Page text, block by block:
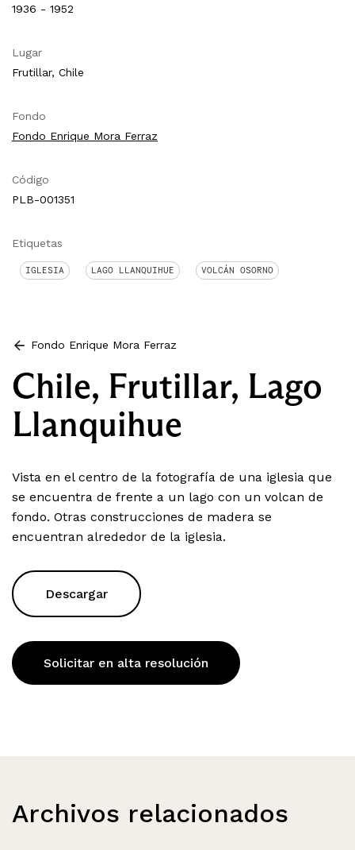
1936 - 1952
Lugar
Frutillar, Chile
Fondo
Fondo Enrique Mora Ferraz
Código
PLB-001351
Etiquetas
IGLESIA LAGO LLANQUIHUE VOLCÁN OSORNO
Fondo Enrique Mora Ferraz
Chile, Frutillar, Lago
Llanquihue
Vista en el centro de la fotografía de una iglesia que
se encuentra de frente a un lago con un volcan de
fondo. Otras construcciones de madera se
encuentran alrededor de la iglesia.
Descargar
Solicitar en alta resolución
Archivos relacionados